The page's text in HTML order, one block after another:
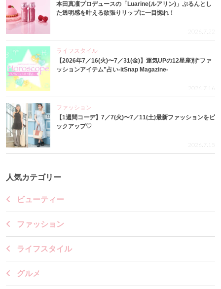
本田真凜プロデュースの「Luarine(ルアリン)」ぷるんとし
た透明感を叶える欲張りリップに一目惚れ！
2026.7.22
ライフスタイル
【2026年7／16(火)〜7／31(金)】運気UPの12星座別“ファ
ッションアイテム”占い-itSnap Magazine-
2026.7.16
ファッション
【1週間コーデ】7／7(火)〜7／11(土)最新ファッションをピ
ックアップ♡
2026.7.15
人気カテゴリー
ビューティー
ファッション
ライフスタイル
グルメ